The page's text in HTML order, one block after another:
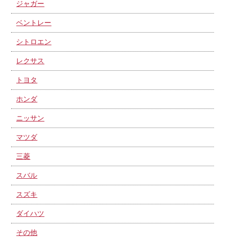
ジャガー
ベントレー
シトロエン
レクサス
トヨタ
ホンダ
ニッサン
マツダ
三菱
スバル
スズキ
ダイハツ
その他